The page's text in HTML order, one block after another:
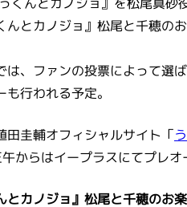
んとカノジョ』松尾と千穂
は、ファンの投票によって選
行われる予定。
田圭輔オフィシャルサイト「
からはイープラスにてプレオ
とカノジョ』松尾と千穂のお